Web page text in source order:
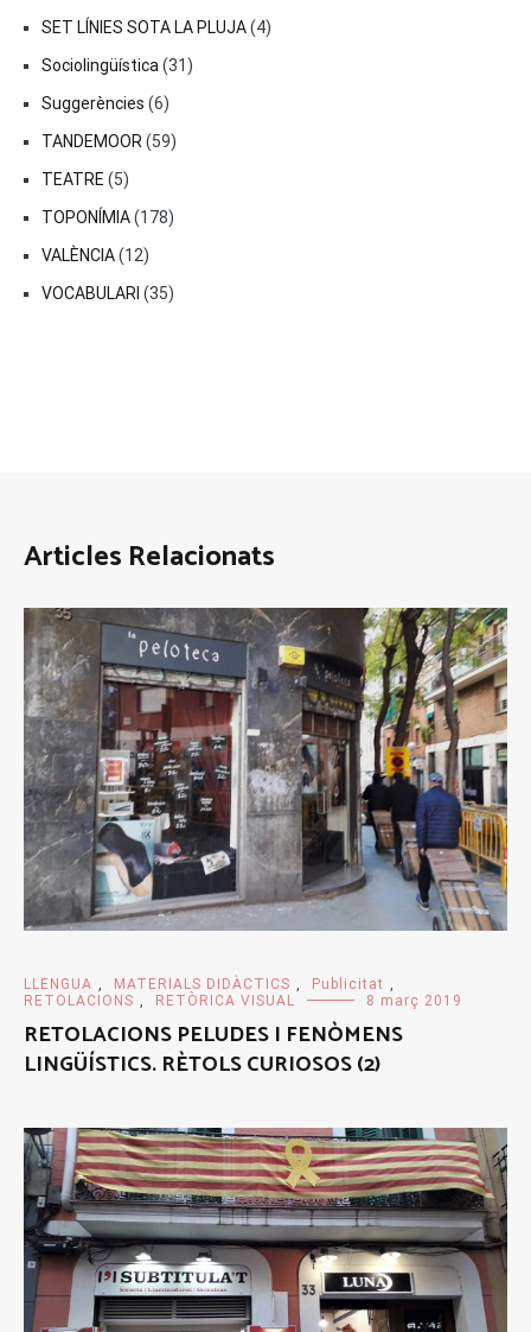
SET LÍNIES SOTA LA PLUJA(4)
Sociolingüística (31)
Suggerències (6)
TANDEMOOR (59)
TEATRE (5)
TOPONÍMIA(178)
VALÈNCIA(12)
VOCABULARI (35)
Articles Relacionats
LLENGUA , MATERIALS DIDÀCTICS , Publicitat ,
RETOLACIONS , RETÒRICA VISUAL 8 març 2019
RETOLACIONS PELUDES I FENÒMENS
LINGÜÍSTICS. RÈTOLS CURIOSOS (2)